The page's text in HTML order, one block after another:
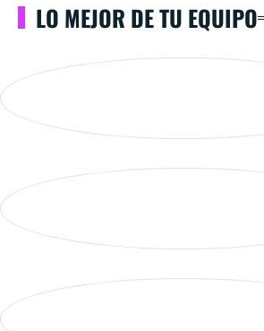
LO MEJOR DE TU EQUIPO